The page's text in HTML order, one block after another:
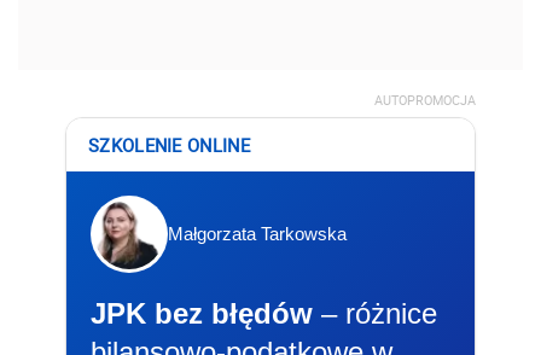
AUTOPROMOCJA
SZKOLENIE ONLINE
Małgorzata Tarkowska
JPK bez błędów – różnice